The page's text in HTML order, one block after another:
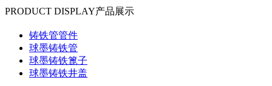
PRODUCT DISPLAY产品展示
铸铁管管件
球墨铸铁管
球墨铸铁篦子
球墨铸铁井盖